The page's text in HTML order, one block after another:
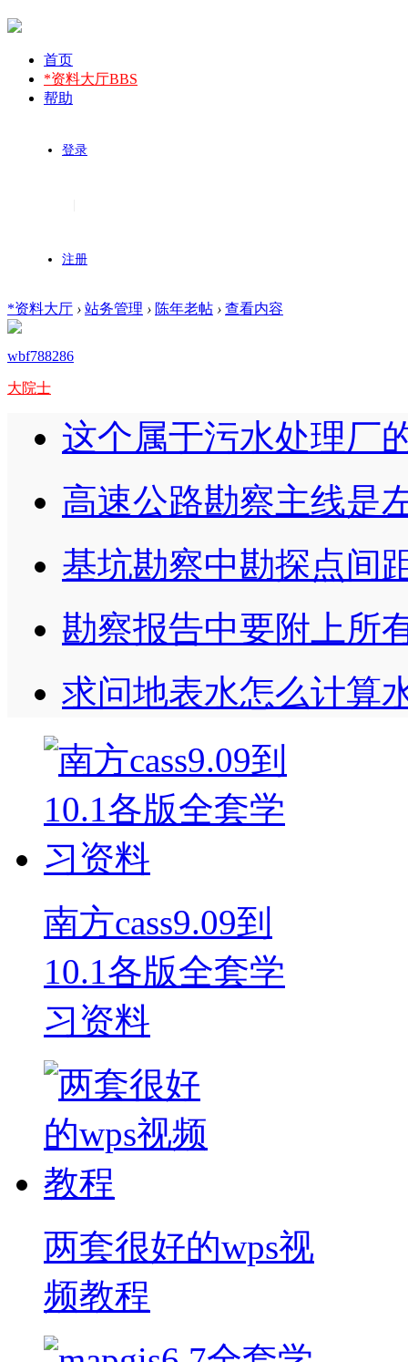
首页
*资料大厅BBS
帮助
登录
注册
*资料大厅 › 站务管理 › 陈年老帖 › 查看内容
wbf788286
大院士
这个属于污水处理厂
高速公路勘察主线是
基坑勘察中勘探点间
勘察报告中要附上所
求问地表水怎么计算
南方cass9.09到
10.1各版全套学
习资料
两套很好的wps视
频教程